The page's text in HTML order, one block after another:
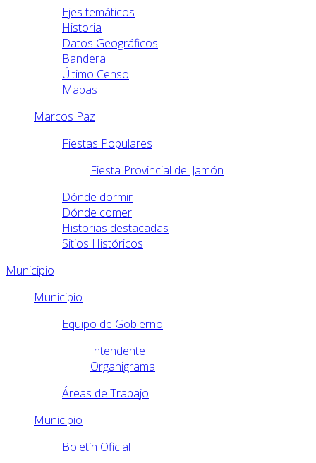
Ejes temáticos
Historia
Datos Geográficos
Bandera
Último Censo
Mapas
Marcos Paz
Fiestas Populares
Fiesta Provincial del Jamón
Dónde dormir
Dónde comer
Historias destacadas
Sitios Históricos
Municipio
Municipio
Equipo de Gobierno
Intendente
Organigrama
Áreas de Trabajo
Municipio
Boletín Oficial